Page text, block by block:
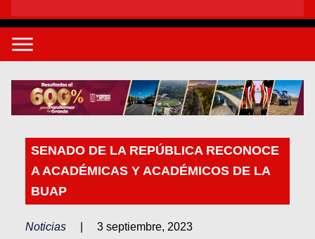
SENADO DE LA REPÚBLICA RECONOCE
A ACADÉMICAS Y ACADÉMICOS DE LA
BUAP
Noticias 3 septiembre, 2023